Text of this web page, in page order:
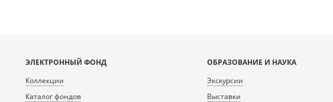
ЭЛЕКТРОННЫЙ ФОНД
Коллекции
Каталог фондов
ОБРАЗОВАНИЕ И НАУКА
Экскурсии
Выставки